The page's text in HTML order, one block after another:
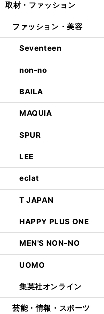
取材・ファッション
ファッション・美容
Seventeen
non-no
BAILA
MAQUIA
SPUR
LEE
eclat
T JAPAN
HAPPY PLUS ONE
MEN'S NON-NO
UOMO
集英社オンライン
芸能・情報・スポーツ